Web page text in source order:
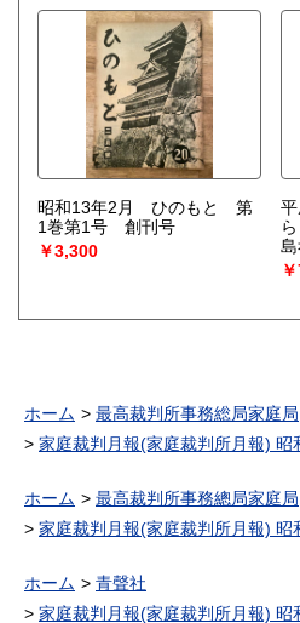
昭和13年2月 ひのもと 第
1巻第1号 創刊号
￥3,300
島
ホーム
最高裁判所事務総局家庭局
家庭裁判月報(家庭裁判所月報)
ホーム
最高裁判所事務總局家庭局
家庭裁判月報(家庭裁判所月報)
ホーム
青聲社
家庭裁判月報(家庭裁判所月報)